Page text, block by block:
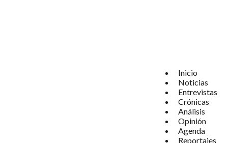
Inicio
Noticias
Entrevistas
Crónicas
Análisis
Opinión
Agenda
Reportajes